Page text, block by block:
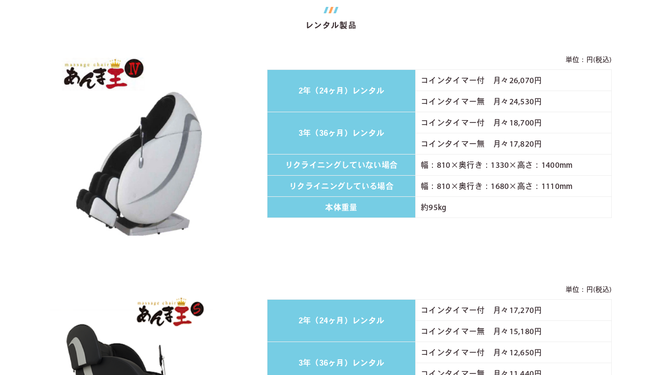
レンタル製品
単位：円(税込)
2年（24ヶ月）レンタル
コインタイマー付 月々26,070円
コインタイマー無 月々24,530円
3年（36ヶ月）レンタル
コインタイマー付 月々18,700円
コインタイマー無 月々17,820円
リクライニングしていない場合 幅：810×奥行き：1330×高さ：1400mm
リクライニングしている場合 幅：810×奥行き：1680×高さ：1110mm
本体重量 約95kg
単位：円(税込)
2年（24ヶ月）レンタル
コインタイマー付 月々17,270円
コインタイマー無 月々15,180円
3年（36ヶ月）レンタル
コインタイマー付 月々12,650円